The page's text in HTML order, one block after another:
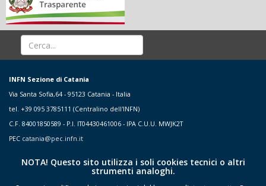
INFN Sezione di Catania
Via Santa Sofia,64 - 95123 Catania - Italia
tel. +39 095 3785111 (Centralino dell'INFN)
C.F. 84001850589 - P.I. IT04430461006 - IPA C.U.U. MWJK2T
PEC catania@pec.infn.it
NOTA! Questo sito utilizza i soli cookies tecnici o altri
strumenti analoghi.